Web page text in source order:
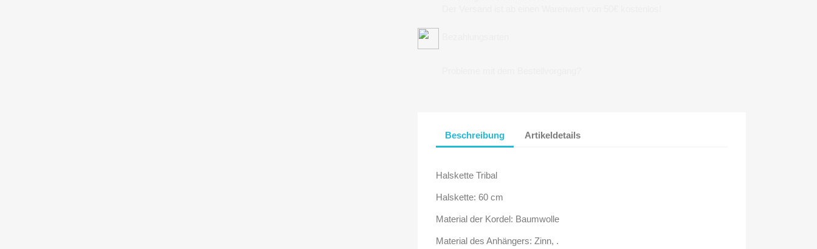
Beschreibung Artikeldetails
Halskette Tribal
Halskette: 60 cm
Material der Kordel: Baumwolle
Material des Anhängers: Zinn, .